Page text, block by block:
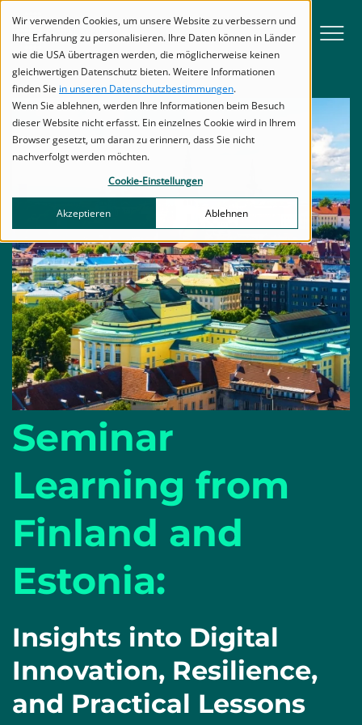
Wir verwenden Cookies, um unsere Website zu verbessern und
Ihre Erfahrung zu personalisieren. Ihre Daten können in Länder
wie die USA übertragen werden, die möglicherweise keinen
gleichwertigen Datenschutz bieten. Weitere Informationen
finden Sie in unseren Datenschutzbestimmungen.
Wenn Sie ablehnen, werden Ihre Informationen beim Besuch
dieser Website nicht erfasst. Ein einzelnes Cookie wird in Ihrem
Browser gesetzt, um daran zu erinnern, dass Sie nicht
nachverfolgt werden möchten.
Cookie-Einstellungen
Akzeptieren Ablehnen
Navigation
Inhalt
Menu
Seminar
Learning from
Finland and
Estonia:
Insights into Digital
Innovation, Resilience,
and Practical Lessons
Titel
Titel